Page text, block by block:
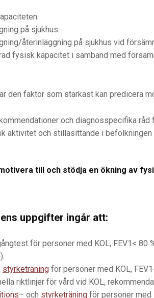
på sjukhus.
återinläggning på sjukhus vid
fysisk kapacitet i samband med
den faktor som starkast kan predicera
och diagnosspecifika
aktivitet och stillasittande i
till och stödja en ökning av
uppgifter ingår att:
för personer med KOL, FEV1<
styrketräningför personer med KOL,
riktlinjer för vård vid KOL,
– och styrketräningför personer med